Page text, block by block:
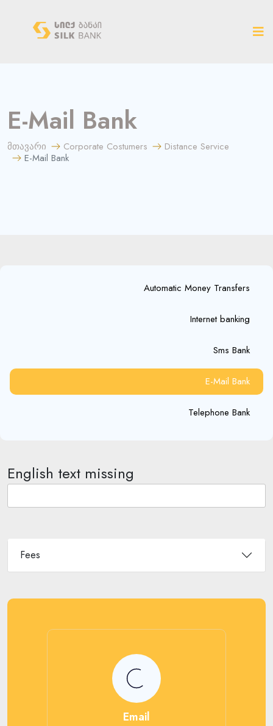
E-Mail Bank
მთავარი Corporate Costumers
Distance Service
E-Mail Bank
Automatic Money Transfers
Internet banking
Sms Bank
E-Mail Bank
Telephone Bank
English text missing
Fees
Email